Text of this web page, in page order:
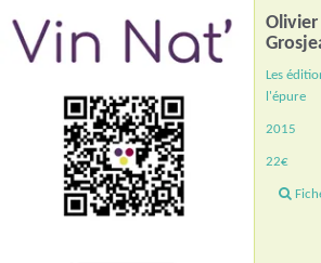
Olivier
Les
l'épure
2015
22€